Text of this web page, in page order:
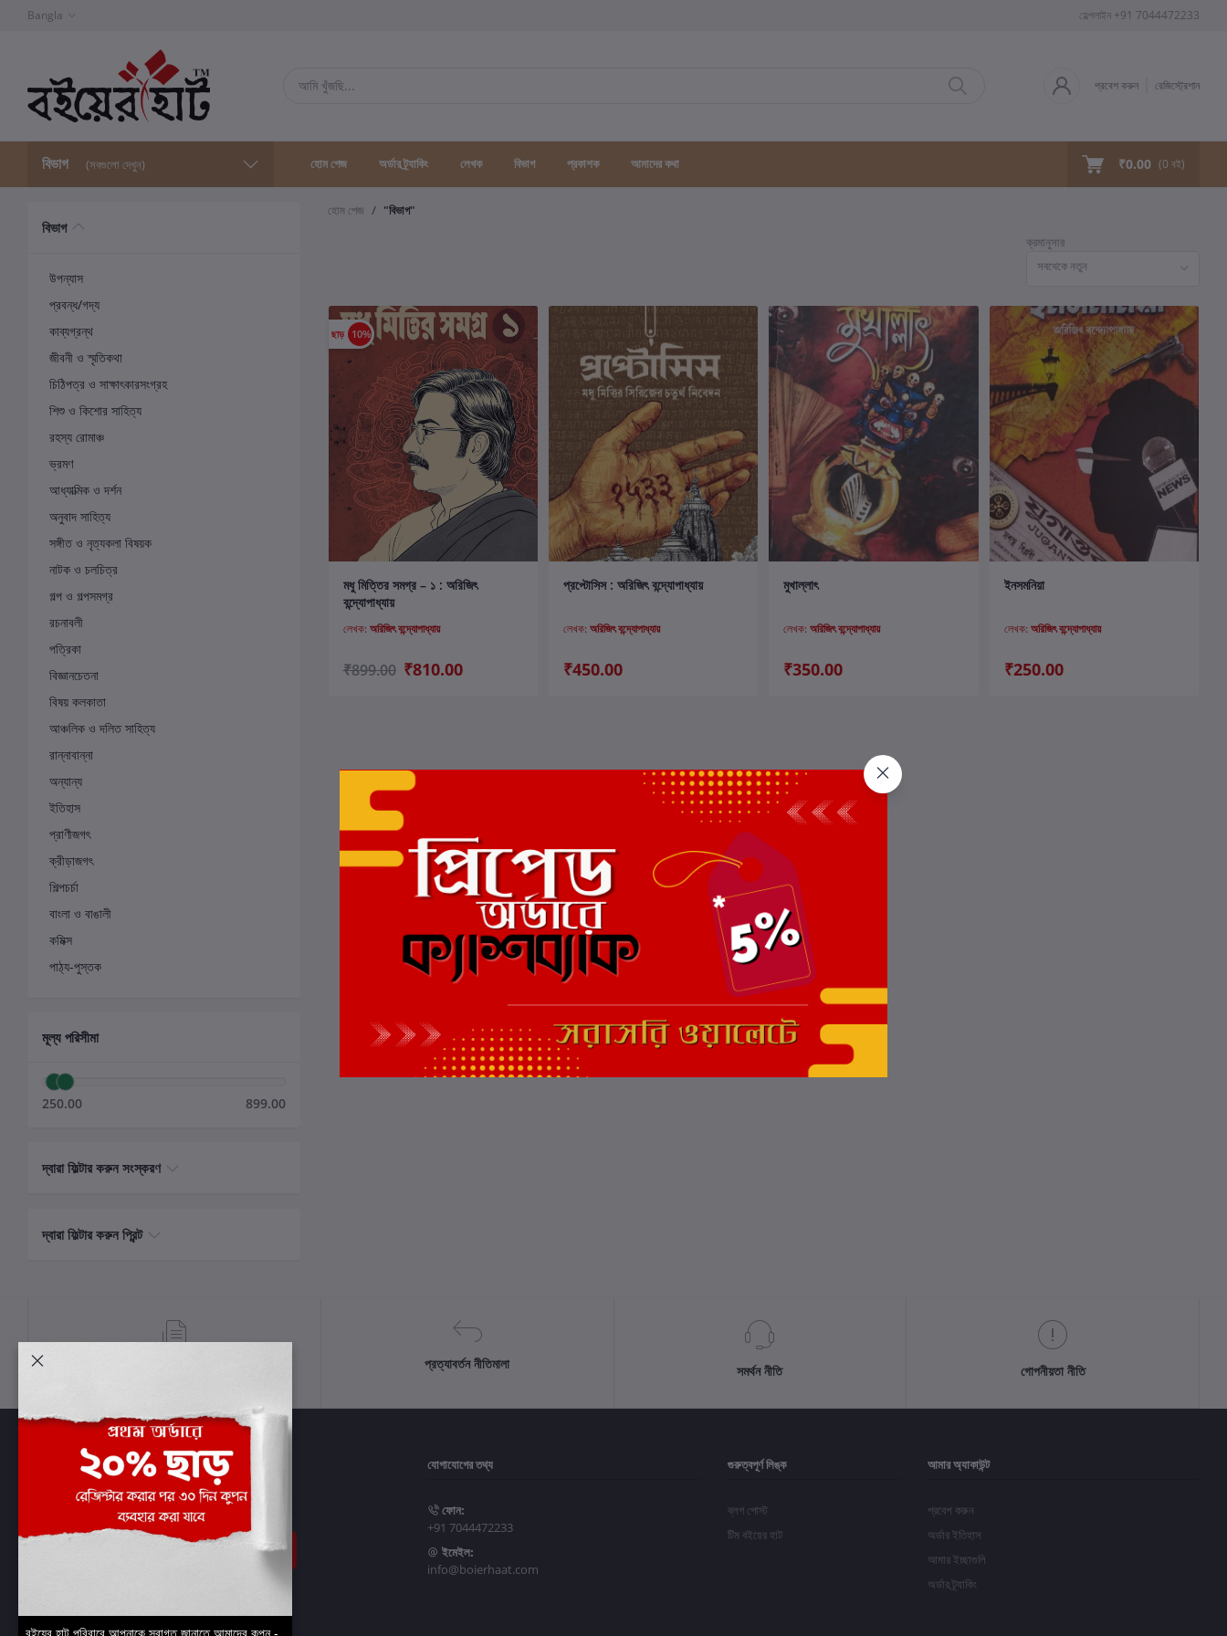
Bangla হেল্পলাইন +91 7044472233
প্রবেশ করুন রেজিস্ট্রেশান
বিভাগ (সবগুলো দেখুন) হোম পেজ অর্ডার ট্র্যাকিং লেখক বিভাগ প্রকাশক আমাদের কথা ₹0.00 (0 বই)
বিভাগ
উপন্যাস
প্রবন্ধ/গদ্য
কাব্যগ্রন্থ
জীবনী ও স্মৃতিকথা
চিঠিপত্র ও সাক্ষাৎকারসংগ্রহ
শিশু ও কিশোর সাহিত্য
রহস্য রোমাঞ্চ
ভ্রমণ
আধ্যাত্মিক ও দর্শন
অনুবাদ সাহিত্য
সঙ্গীত ও নৃত্যকলা বিষয়ক
নাটক ও চলচিত্র
গল্প ও গল্পসমগ্র
রচনাবলী
পত্রিকা
বিজ্ঞানচেতনা
বিষয় কলকাতা
আঞ্চলিক ও দলিত সাহিত্য
রান্নাবান্না
অন্যান্য
ইতিহাস
প্রাণীজগৎ
ক্রীড়াজগৎ
শিল্পচর্চা
বাংলা ও বাঙালী
কমিক্স
পাঠ্য-পুস্তক
মূল্য পরিসীমা
250.00 899.00
দ্বারা ফিল্টার করুন সংস্করণ
দ্বারা ফিল্টার করুন প্রিন্ট
হোম পেজ
"বিভাগ"
ক্রমানুসার
সবথেকে নতুন
ছাড় 10%
কার্টে যোগ করুন
মধু মিত্তির সমগ্র – ১ : অরিজিৎ
বন্দ্যোপাধ্যায়
লেখক: অরিজিৎ বন্দ্যোপাধ্যায়
₹899.00 ₹810.00
কার্টে যোগ করুন
প্রপ্টোসিস : অরিজিৎ বন্দ্যোপাধ্যায়
লেখক: অরিজিৎ বন্দ্যোপাধ্যায়
₹450.00
মুখাল্লাৎ
লেখক:অরিজিৎ বন্দ্যোপাধ্যায়
₹350.00
ইনসমনিয়া
লেখক: অরিজিৎ বন্দ্যোপাধ্যায়
₹250.00
প্রত্যাবর্তন নীতিমালা সমর্থন নীতি গোপনীয়তা নীতি
সাবস্ক্রাইব
যোগাযোগের তথ্য
ফোন:
+91 7044472233
ইমেইল:
info@boierhaat.com
গুরুত্বপূর্ণ লিঙ্ক
ব্লগ পোস্ট
টিম বইয়ের হাট
আমার অ্যাকাউন্ট
প্রবেশ করুন
অর্ডার ইতিহাস
আমার ইচ্ছাগুলি
অর্ডার ট্র্যাকিং